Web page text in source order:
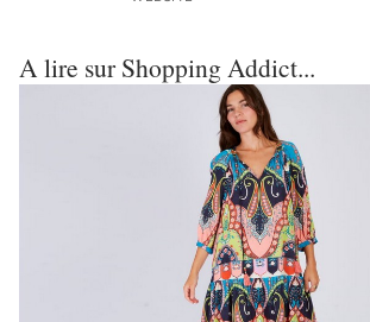
A lire sur Shopping Addict...